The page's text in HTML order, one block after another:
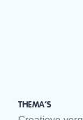
THEMA’S